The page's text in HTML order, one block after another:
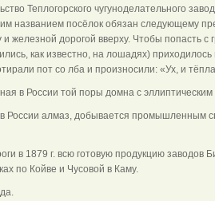
Теплогорского чугуноделательного
названием посёлок обязан следующему
железной дорогой вверху. Чтобы попасть с
как известно, на лошадях) приходилось
пот со лба и произносили: «Ух, и
в России той поры домна с
России алмаз, добывается промышленным
в 1879 г. всю готовую продукцию заводов
по Койве и Чусовой в Каму.